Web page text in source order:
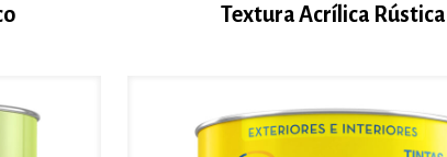
Textura Acrílica Rústica